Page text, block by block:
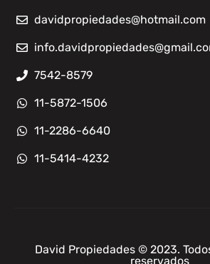
davidpropiedades@hotmail.com
7542-8579
11-5872-1506
11-2286-6640
11-5414-4232
David Propiedades © 2023.
reservados